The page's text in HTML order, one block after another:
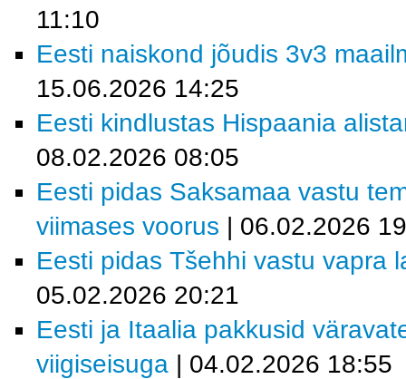
11:10
Eesti naiskond jõudis 3v3
15.06.2026 14:25
Eesti kindlustas Hispaania
08.02.2026 08:05
Eesti pidas Saksamaa vastu
viimases voorus | 06.02.2026
Eesti pidas Tšehhi vastu vapra
05.02.2026 20:21
Eesti ja Itaalia pakkusid
viigiseisuga | 04.02.2026 18:55